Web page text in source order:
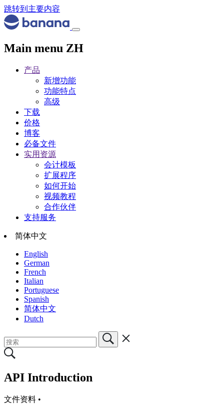
跳转到主要内容
Main menu ZH
产品
新增功能
功能特点
高级
下载
价格
博客
必备文件
实用资源
会计模板
扩展程序
如何开始
视频教程
合作伙伴
支持服务
简体中文
English
German
French
Italian
Portuguese
Spanish
简体中文
Dutch
API Introduction
文件资料 •